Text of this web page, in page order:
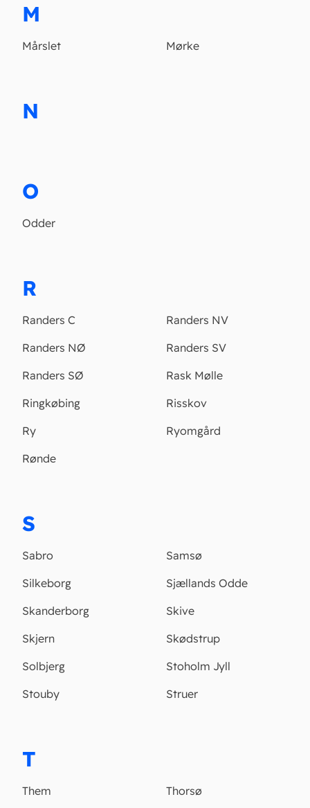
M
Mårslet Mørke
N
O
Odder
R
Randers C
Randers NV
Randers NØ
Randers SV
Randers SØ
Rask Mølle
Ringkøbing
Risskov
Ry
Ryomgård
Rønde
S
Sabro
Samsø
Silkeborg
Sjællands Odde
Skanderborg
Skive
Skjern
Skødstrup
Solbjerg
Stoholm Jyll
Stouby
Struer
T
Them
Thorsø